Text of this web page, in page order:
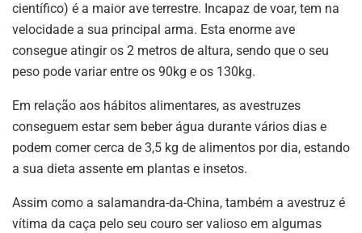
científico) é a maior ave terrestre. Incapaz de voar, tem na
velocidade a sua principal arma. Esta enorme ave
consegue atingir os 2 metros de altura, sendo que o seu
peso pode variar entre os 90kg e os 130kg.
Em relação aos hábitos alimentares, as avestruzes
conseguem estar sem beber água durante vários dias e
podem comer cerca de 3,5 kg de alimentos por dia, estando
a sua dieta assente em plantas e insetos.
Assim como a salamandra-da-China, também a avestruz é
vítima da caça pelo seu couro ser valioso em algumas